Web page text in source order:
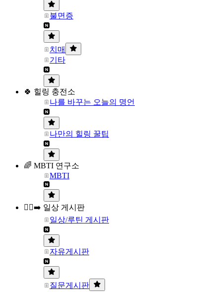
불면증
치매
기타
🍀 힐링 충전소
나를 바꾸는 오늘의 명언
나만의 힐링 꿀팁
🌈 MBTI 연구소
MBTI
🏃‍♀️‍➡️ 일상 게시판
일상/루틴 게시판
자유게시판
질문게시판